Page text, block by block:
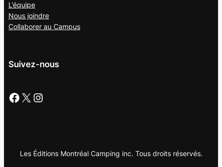
L’équipe
Nous joindre
Collaborer au Campus
Suivez-nous
Facebook X Instagram
Les Éditions Montréal Camping inc. Tous droits réservés.